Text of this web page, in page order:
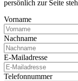
persönlich zur Seite
Vorname
Nachname
E-Mailadresse
Telefonnummer